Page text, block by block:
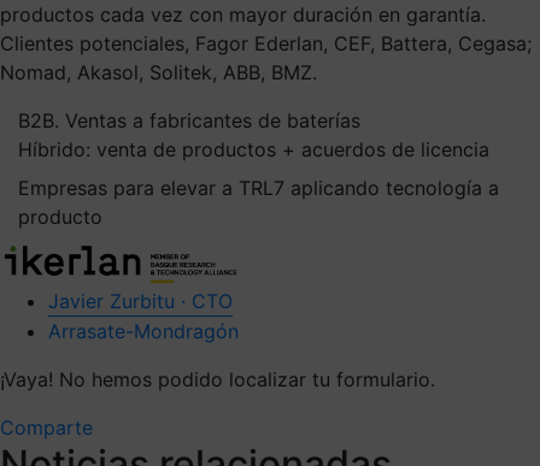
productos cada vez con mayor duración en garantía.
Clientes potenciales, Fagor Ederlan, CEF, Battera, Cegasa;
Nomad, Akasol, Solitek, ABB, BMZ.
B2B. Ventas a fabricantes de baterías
Híbrido: venta de productos + acuerdos de licencia
Empresas para elevar a TRL7 aplicando tecnología a
producto
Javier Zurbitu · CTO
Arrasate-Mondragón
¡Vaya! No hemos podido localizar tu formulario.
Comparte